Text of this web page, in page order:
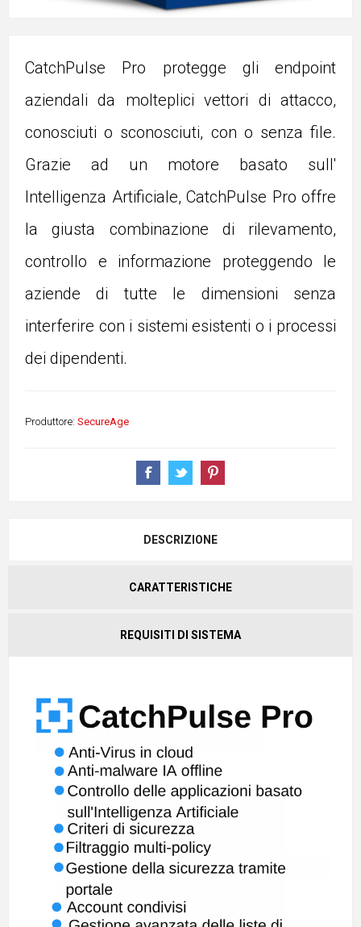
CatchPulse Pro protegge gli endpoint
aziendali da molteplici vettori di attacco,
conosciuti o sconosciuti, con o senza file.
Grazie ad un motore basato sull'
Intelligenza Artificiale, CatchPulse Pro offre
la giusta combinazione di rilevamento,
controllo e informazione proteggendo le
aziende di tutte le dimensioni senza
interferire con i sistemi esistenti o i processi
dei dipendenti.
Produttore: SecureAge
DESCRIZIONE
CARATTERISTICHE
REQUISITI DI SISTEMA